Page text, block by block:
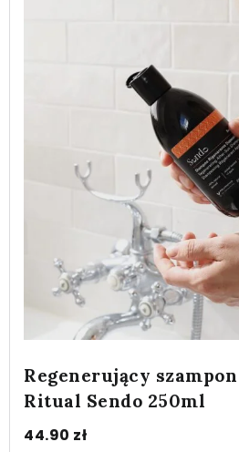
Regenerujący
Ritual Sendo 250ml
44.90 zł